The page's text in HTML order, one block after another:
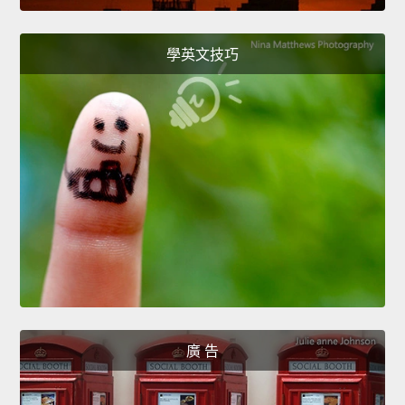
學英文技巧
廣 告